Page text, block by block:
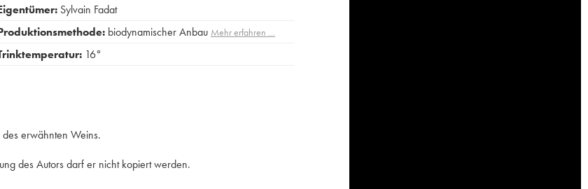
Sylvain Fadat
biodynamischer Anbau Mehr erfahren …
16°
erwähnten Weins.
des Autors darf er nicht kopiert werden.